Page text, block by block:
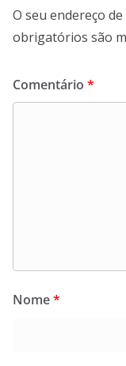
O seu endereço
obrigatórios são
Comentário *
Nome*